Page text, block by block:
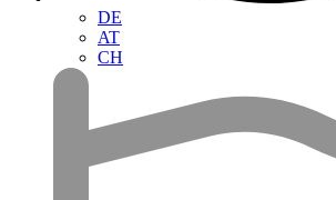
DE
AT
CH